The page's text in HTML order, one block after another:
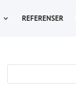
REFERENSER